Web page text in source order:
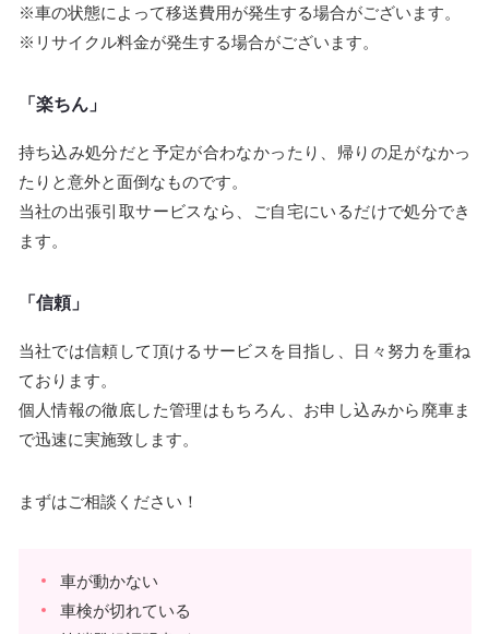
※車の状態によって移送費用が発生する場合がございます。
※リサイクル料金が発生する場合がございます。
「楽ちん」
持ち込み処分だと予定が合わなかったり、帰りの足がなかっ
たりと意外と面倒なものです。
当社の出張引取サービスなら、ご自宅にいるだけで処分でき
ます。
「信頼」
当社では信頼して頂けるサービスを目指し、日々努力を重ね
ております。
個人情報の徹底した管理はもちろん、お申し込みから廃車ま
で迅速に実施致します。
まずはご相談ください！
車が動かない
車検が切れている